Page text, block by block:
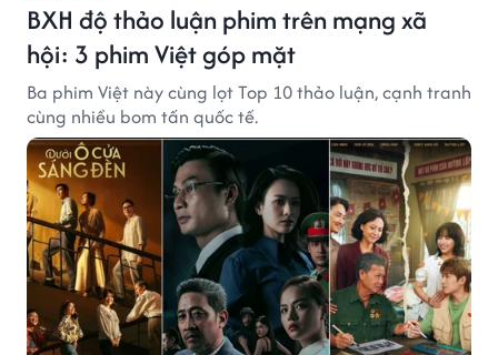
BXH độ thảo luận phim trên mạng xã
hội: 3 phim Việt góp mặt
Ba phim Việt này cùng lọt Top 10 thảo luận, cạnh tranh
cùng nhiều bom tấn quốc tế.